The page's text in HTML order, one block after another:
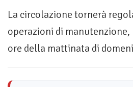
La circolazione tornerà
operazioni di
ore della mattinata di